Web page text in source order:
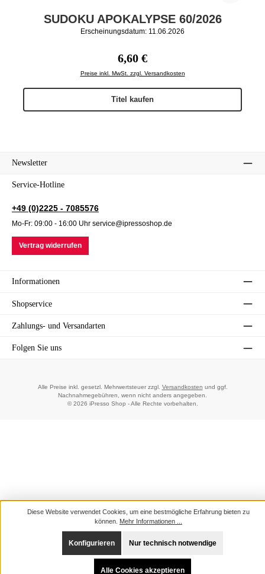
SUDOKU APOKALYPSE 60/2026
Erscheinungsdatum: 11.06.2026
Regulärer Preis:
6,60 €
Preise inkl. MwSt. zzgl. Versandkosten
Titel kaufen
Newsletter
Service-Hotline
+49 (0)2225 - 7085576
Mo-Fr: 09:00 - 16:00 Uhr service@ipressoshop.de
Vertrag widerrufen
Informationen
Shopservice
Zahlungs- und Versandarten
Folgen Sie uns
Alle Preise inkl. gesetzl. Mehrwertsteuer zzgl. Versandkosten und ggf.
Nachnahmegebühren, wenn nicht anders angegeben.
© 2026 iPresso Shop - Alle Rechte vorbehalten.
Diese Website verwendet Cookies, um eine bestmögliche Erfahrung bieten zu
können. Mehr Informationen ...
Nur technisch notwendige
Konfigurieren
Alle Cookies akzeptieren